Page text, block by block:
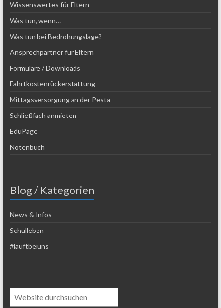
Wissenswertes für Eltern
Was tun, wenn…
Was tun bei Bedrohungslage?
Ansprechpartner für Eltern
Formulare / Downloads
Fahrtkostenrückerstattung
Mittagsversorgung an der Pesta
Schließfach anmieten
EduPage
Notenbuch
Blog / Kategorien
News & Infos
Schulleben
#läuftbeiuns